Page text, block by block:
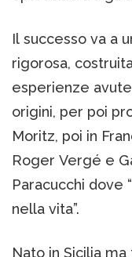
Il successo va a
rigorosa,
esperienze
origini, per poi
Moritz, poi in
Roger Vergé e
Paracucchi dove
nella vita”.
Nato in Sicilia